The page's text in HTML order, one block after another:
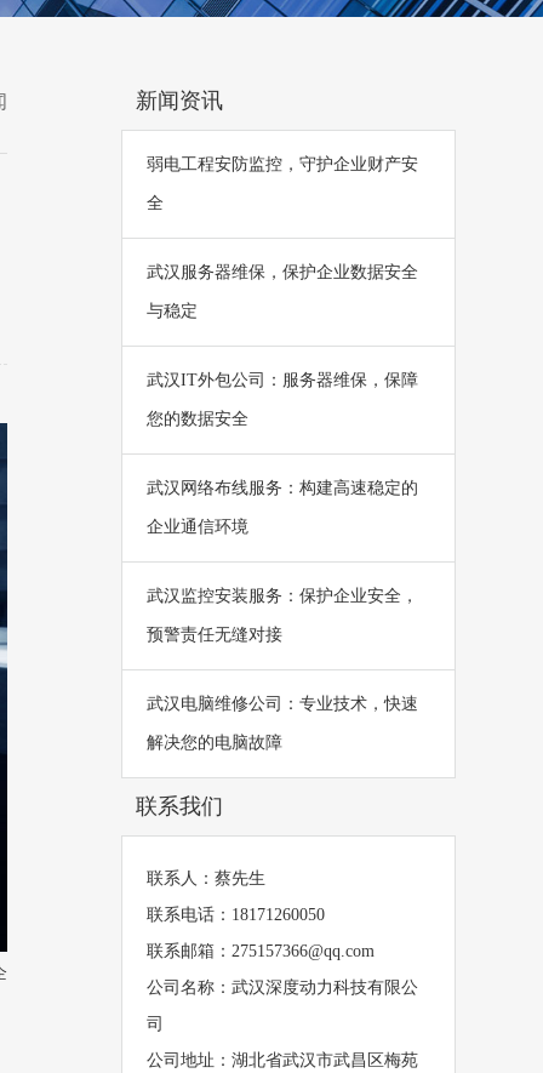
新闻资讯
弱电工程安防监控，守护企业财产安
全
武汉服务器维保，保护企业数据安全
与稳定
武汉IT外包公司：服务器维保，保障
您的数据安全
武汉网络布线服务：构建高速稳定的
企业通信环境
武汉监控安装服务：保护企业安全，
预警责任无缝对接
武汉电脑维修公司：专业技术，快速
解决您的电脑故障
联系我们
联系人：蔡先生
联系电话：18171260050
联系邮箱：275157366@qq.com
公司名称：武汉深度动力科技有限公
司
公司地址：湖北省武汉市武昌区梅苑